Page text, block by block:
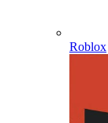
Roblox